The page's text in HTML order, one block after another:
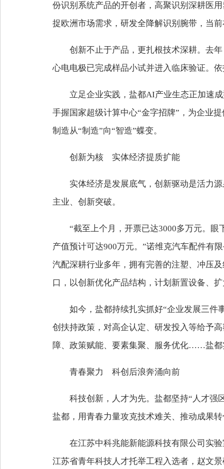
份识别系统产品的开创者，高聚识别深耕医
捉欧洲市场需求，研发全降解识别腕带，当
创新不止于产品，更扎根技术深耕。去
心电电极已完成样品小试并进入临床验证。
立足企业实践，盐都AI产业生态正加速
手握国家超级计算中心“金字招牌”，为企业
制造从“制造”向“智造”蝶变。
创新为核 实体经济提质扩能
实体经济是发展底气，创新驱动是活力
主业、创新突破。
“截至上个月，开票已达3000多万元。
产值预计可达900万元。”诺维克汽车配件有
汽配深耕行业多年，拥有完善的注塑、冲压
口，以创新优化产品结构，计划新置设备、
如今，盐都持续扎实抓好“企业发展三件
创扶持政策，对高企认定、研发投入等给予
障、政策赋能、要素集聚、服务优化……盐都
青春聚力 科创后浪奔涌向前
科技创新，人才为先。盐都坚持“人才强
盐都，用青春力量攻克技术难关、推动成果
在江苏中科兆能新能源科技有限公司实
江苏省青年科技人才托举工程入选者，赵文